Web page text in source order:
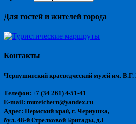
Для гостей и жителей города
Контакты
Чернушинский краеведческий музей им. В.Г.
Телефон: +7 (34 261) 4-51-41
E-mail: muzeichern@yandex.ru
Адрес: Пермский край, г. Чернушка,
бул. 48-й Стрелковой Бригады, д.1